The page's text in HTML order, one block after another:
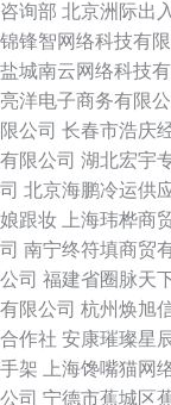
咨询部 北京洲际出
锦锋智网络科技有限
盐城南云网络科技
亮洋电子商务有限公
限公司 长春市浩庆
有限公司 湖北宏宇
司 北京海鹏冷运供
娘跟妆
上海玮桦商
司 南宁终符填商贸
公司 福建省圈脉天
有限公司 杭州焕旭
合作社 安康璀璨星
手架
上海馋嘴猫网
公司 宁德市蕉城区